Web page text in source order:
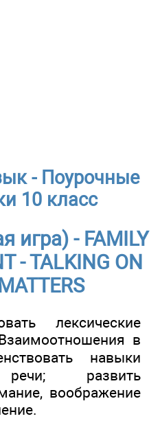
- Поурочные
10 класс
игра) - FAMILY
- TALKING ON
лексические
в
навыки
речи; развить
воображение